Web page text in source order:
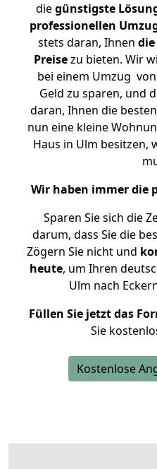
diegünstigste
professionellen
stets daran, Ihnen
Preisezu bieten. Wir
bei einem Umzug
Geld zu sparen, und
daran, Ihnen die
nun eine kleine
Haus in Ulm besitzen,
Wir haben immer die
Sparen Sie sich die
darum, dass Sie die
Zögern Sie nicht und
heute, um Ihren
Ulm nach
Füllen Sie jetzt das
Sie
Kostenlose